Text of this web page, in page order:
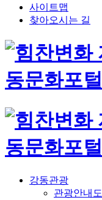
사이트맵
찾아오시는 길
강동관광
관광안내도